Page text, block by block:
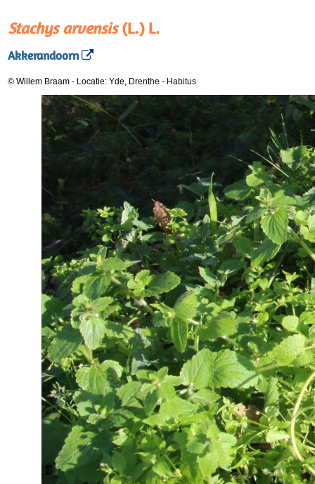
Stachys arvensis(L.) L.
Akkerandoorn
© Willem Braam - Locatie: Yde, Drenthe - Habitus